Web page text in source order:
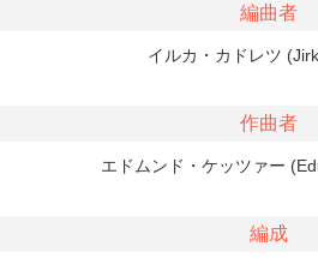
編曲者
イルカ・カドレツ
作曲者
エドムンド・ケッツァー
編成